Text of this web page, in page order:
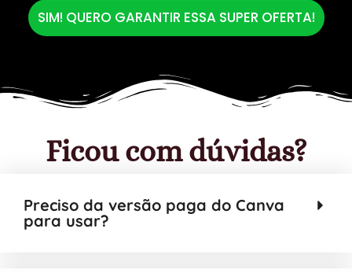
SIM! QUERO GARANTIR ESSA SUPER OFERTA!
Ficou com dúvidas?
Preciso da versão paga do Canva
para usar?